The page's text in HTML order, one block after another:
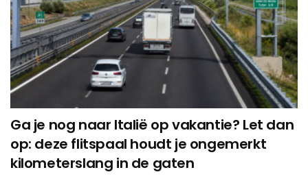
Ga je nog naar Italië op vakantie? Let dan
op: deze flitspaal houdt je ongemerkt
kilometerslang in de gaten